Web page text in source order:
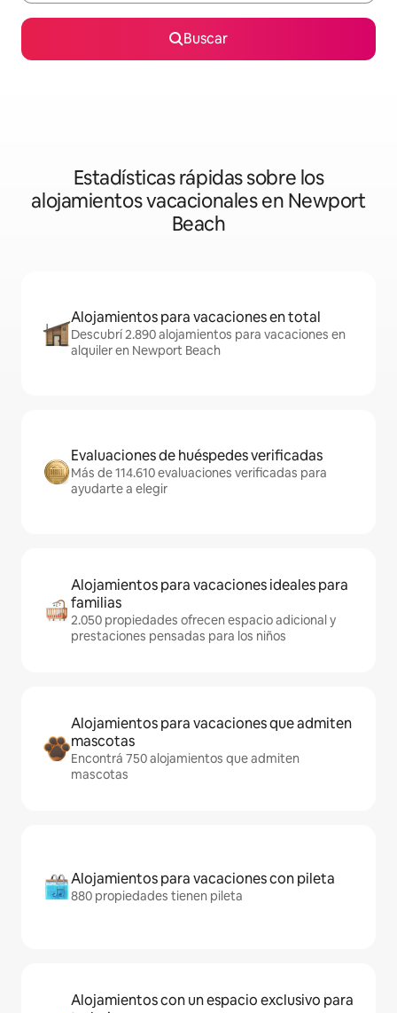
Buscar
Estadísticas rápidas sobre los
alojamientos vacacionales en Newport
Beach
Alojamientos para vacaciones en total
Descubrí 2.890 alojamientos para vacaciones en
alquiler en Newport Beach
Evaluaciones de huéspedes verificadas
Más de 114.610 evaluaciones verificadas para
ayudarte a elegir
Alojamientos para vacaciones ideales para
familias
2.050 propiedades ofrecen espacio adicional y
prestaciones pensadas para los niños
Alojamientos para vacaciones que admiten
mascotas
Encontrá 750 alojamientos que admiten
mascotas
Alojamientos para vacaciones con pileta
880 propiedades tienen pileta
Alojamientos con un espacio exclusivo para